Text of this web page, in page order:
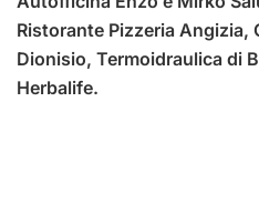
Ristorante Pizzeria Angizia,
Dionisio, Termoidraulica di
Herbalife.